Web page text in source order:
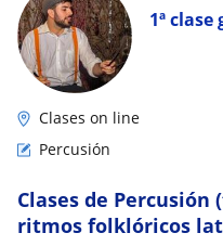
1ª clase
Clases on line
Percusión
Clases de
ritmos folklóricos